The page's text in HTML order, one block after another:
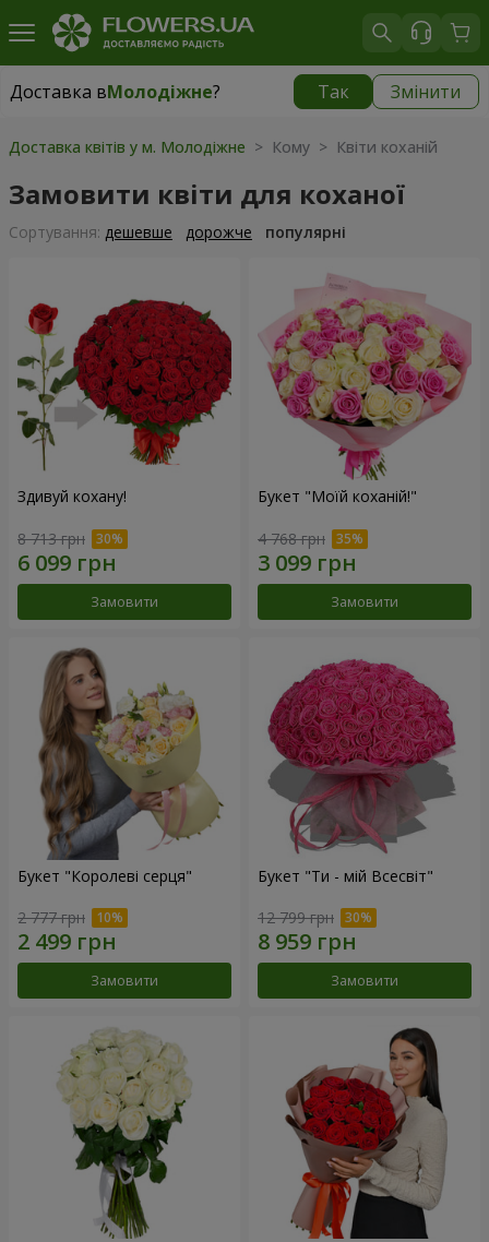
Доставка вМолодіжне? Так Змінити
Доставка вМолодіжне| безкоштовно
Доставка квітів у м. Молодіжне > Кому > Квіти коханій
Замовити квіти для коханої
Сортування: дешевше дорожче популярні
Здивуй кохану!
8 713 грн
Замовити
Букет "Моїй коханій!"
4 768 грн
Замовити
Букет "Королеві серця"
2 777 грн
Замовити
Букет "Ти - мій Всесвіт"
12 799 грн
Замовити